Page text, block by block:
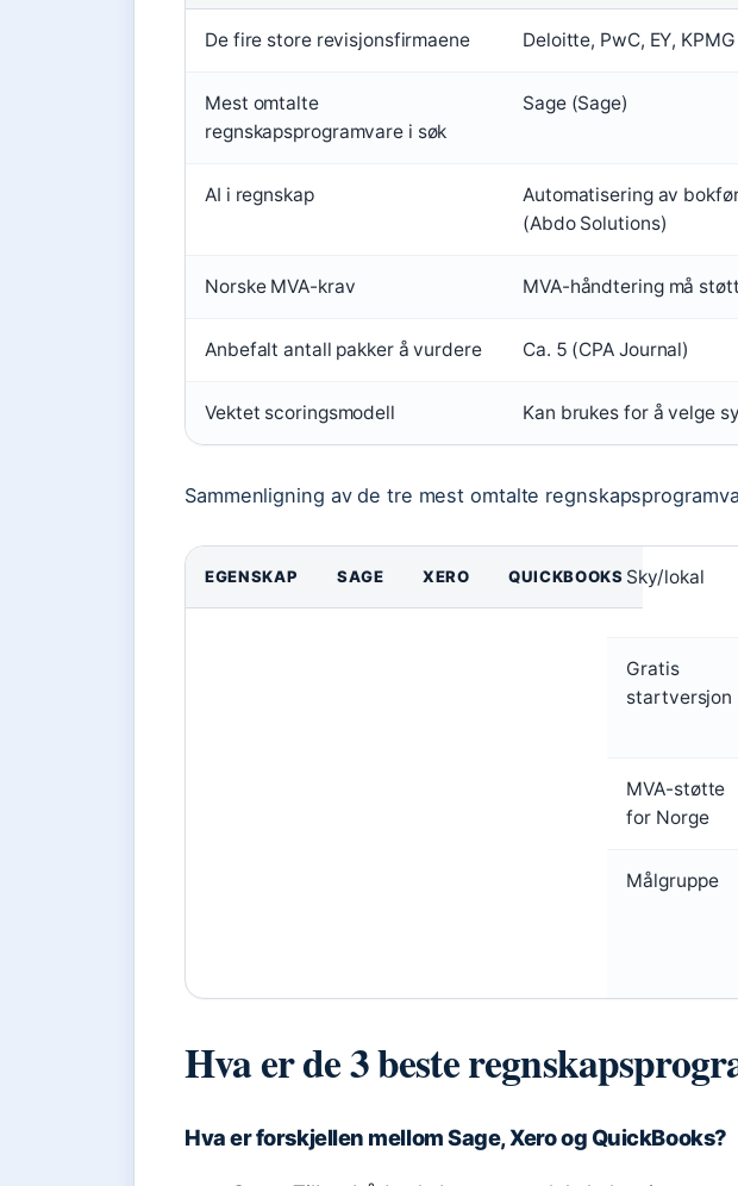
De fire store revisjonsfirmaene Deloitte, PwC, EY,
Mest omtalte
regnskapsprogramvare i søk
Sage (Sage)
AI i regnskap
Automatisering av
(Abdo Solutions)
Norske MVA-krav MVA-håndtering må
Anbefalt antall pakker å vurdere Ca. 5 (CPA Journal)
Vektet scoringsmodell Kan brukes for å velge
Sammenligning av de tre mest omtalte
EGENSKAP SAGE XERO QUICKBOOKS Sky/lokal
Gratis
startversjon
MVA-støtte
for Norge
Målgruppe
Hva er de 3 beste
Hva er forskjellen mellom Sage, Xero og QuickBooks?